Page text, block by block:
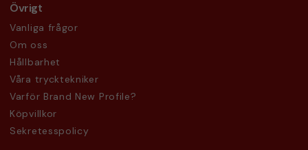
Övrigt
Vanliga frågor
Om oss
Hållbarhet
Våra trycktekniker
Varför Brand New Profile?
Köpvillkor
Sekretesspolicy